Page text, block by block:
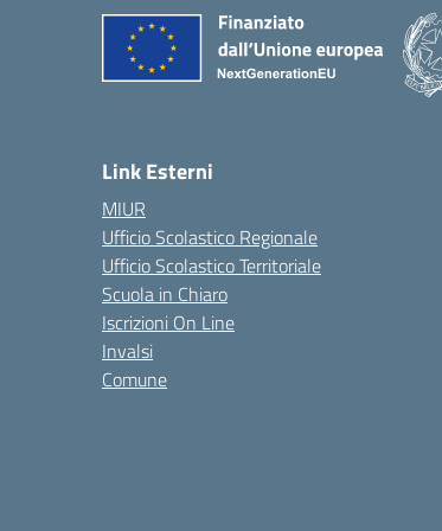
Link Esterni
MIUR
Ufficio Scolastico Regionale
Ufficio Scolastico Territoriale
Scuola in Chiaro
Iscrizioni On Line
Invalsi
Comune